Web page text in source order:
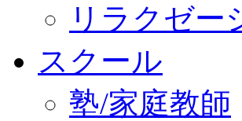
リラクゼー
スクール
塾/家庭教師